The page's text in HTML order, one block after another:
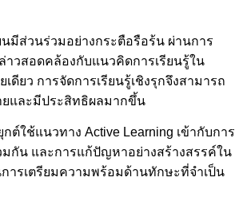
นมีส่วนร่วมอย่างกระตือรือร้น ผ่านการ
าวสอดคล้องกับแนวคิดการเรียนรู้ใน
ยว การจัดการเรียนรู้เชิงรุกจึงสามารถ
ยและมีประสิทธิผลมากขึ้น
ใช้แนวทาง Active Learning เข้ากับการ
มกัน และการแก้ปัญหาอย่างสร้างสรรค์ใน
ารเตรียมความพร้อมด้านทักษะที่จำเป็น